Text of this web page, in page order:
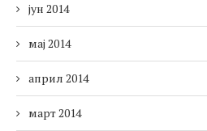
јун 2014
мај 2014
април 2014
март 2014